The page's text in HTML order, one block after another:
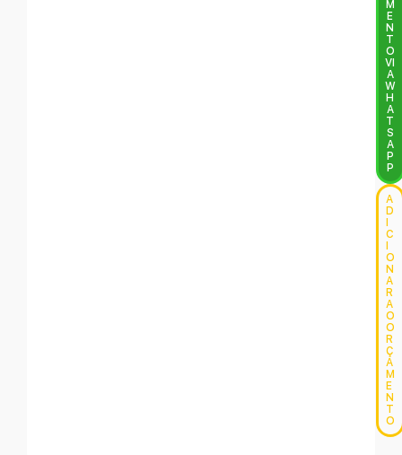
M
E
N
T
O
VI
A
W
H
A
T
S
A
P
P
A
D
C
O
N
A
R
A
O
O
R
Ç
A
M
E
N
T
O